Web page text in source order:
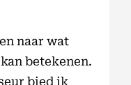
naar wat
betekenen.
bied ik